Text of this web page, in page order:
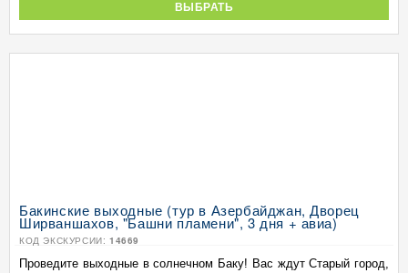
ВЫБРАТЬ
Бакинские выходные (тур в Азербайджан, Дворец
Ширваншахов, "Башни пламени", 3 дня + авиа)
КОД ЭКСКУРСИИ: 14669
Проведите выходные в солнечном Баку! Вас ждут Старый город,